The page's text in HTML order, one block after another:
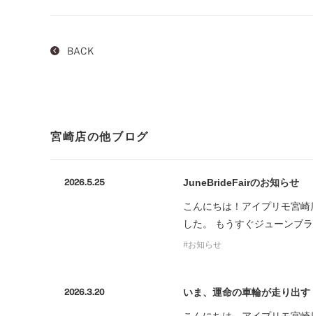
BACK
宮崎店の他ブログ
2026.5.25 JuneBrideFairのお知らせ
こんにちは！アイプリモ宮
した。 もうすぐジューンブ
お知らせ
2026.3.20 いま、運命の車輪が走り出す